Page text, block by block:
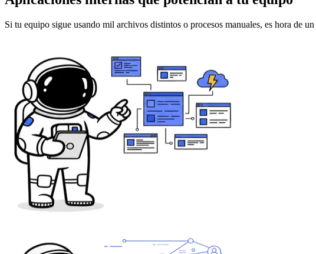
Si tu equipo sigue usando mil archivos distintos o procesos manuales, es hora de